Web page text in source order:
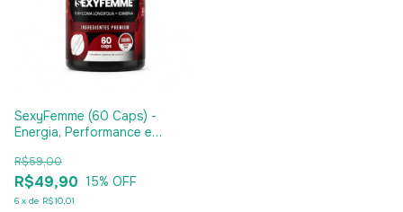
SexyFemme (60 Caps) -
Energia, Performance e
R$49,90
R$59,00
15% OFF
6 x de R$10,01